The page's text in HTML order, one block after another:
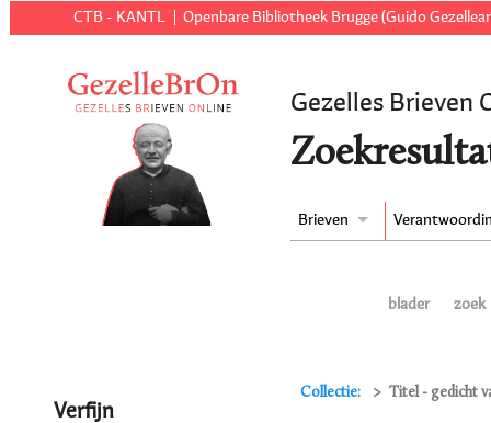
CTB - KANTL Openbare Bibliotheek Brugge (Guido
Gezelles Brieven
Brieven
blader zoek
Collectie: Titel - gedicht
Verfijn